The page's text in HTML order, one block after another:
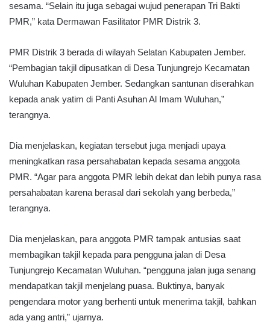
sesama. “Selain itu juga sebagai wujud penerapan Tri Bakti
PMR,” kata Dermawan Fasilitator PMR Distrik 3.
PMR Distrik 3 berada di wilayah Selatan Kabupaten Jember.
“Pembagian takjil dipusatkan di Desa Tunjungrejo Kecamatan
Wuluhan Kabupaten Jember. Sedangkan santunan diserahkan
kepada anak yatim di Panti Asuhan Al Imam Wuluhan,”
terangnya.
Dia menjelaskan, kegiatan tersebut juga menjadi upaya
meningkatkan rasa persahabatan kepada sesama anggota
PMR. “Agar para anggota PMR lebih dekat dan lebih punya rasa
persahabatan karena berasal dari sekolah yang berbeda,”
terangnya.
Dia menjelaskan, para anggota PMR tampak antusias saat
membagikan takjil kepada para pengguna jalan di Desa
Tunjungrejo Kecamatan Wuluhan. “pengguna jalan juga senang
mendapatkan takjil menjelang puasa. Buktinya, banyak
pengendara motor yang berhenti untuk menerima takjil, bahkan
ada yang antri,” ujarnya.